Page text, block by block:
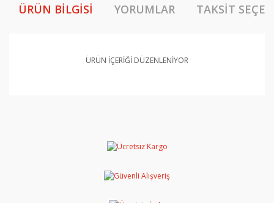
ÜRÜN BILGISI YORUMLAR TAKSIT
ÜRÜN İÇERİĞİ DÜZENLENİYOR
Yorum Yaz
Ürün açıklamasında eksik bilgiler bulunuyor.